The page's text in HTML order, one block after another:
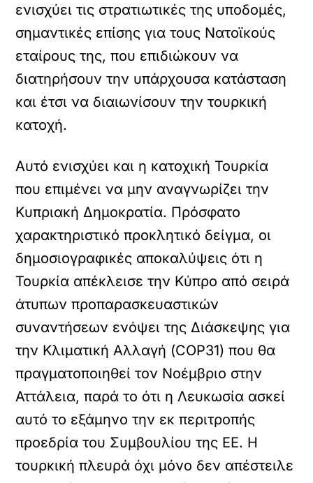
ενισχύει τις στρατιωτικές της υποδομές,
σημαντικές επίσης για τους Νατοϊκούς
εταίρους της, που επιδιώκουν να
διατηρήσουν την υπάρχουσα κατάσταση
και έτσι να διαιωνίσουν την τουρκική
κατοχή.
Αυτό ενισχύει και η κατοχική Τουρκία
που επιμένει να μην αναγνωρίζει την
Κυπριακή Δημοκρατία. Πρόσφατο
χαρακτηριστικό προκλητικό δείγμα, οι
δημοσιογραφικές αποκαλύψεις ότι η
Τουρκία απέκλεισε την Κύπρο από σειρά
άτυπων προπαρασκευαστικών
συναντήσεων ενόψει της Διάσκεψης για
την Κλιματική Αλλαγή (COP31) που θα
πραγματοποιηθεί τον Νοέμβριο στην
Αττάλεια, παρά το ότι η Λευκωσία ασκεί
αυτό το εξάμηνο την εκ περιτροπής
προεδρία του Συμβουλίου της ΕΕ. Η
τουρκική πλευρά όχι μόνο δεν απέστειλε